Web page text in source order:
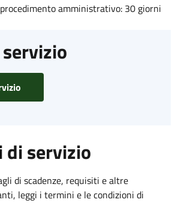
amministrativo: 30 giorni
di servizio
di scadenze, requisiti e altre
leggi i termini e le condizioni di